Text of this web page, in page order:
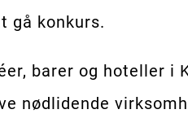
gå konkurs.
barer og hoteller
nødlidende